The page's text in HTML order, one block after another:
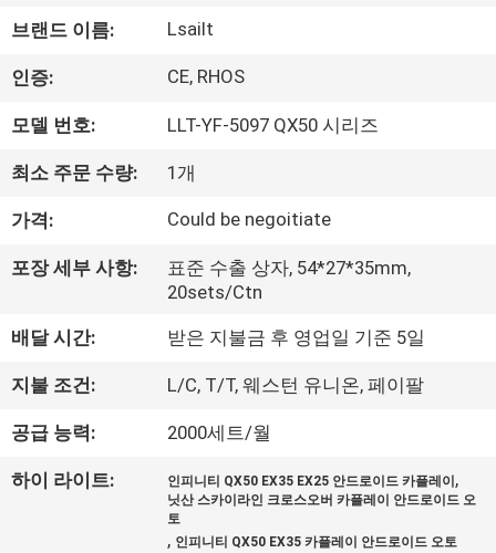
상
우
리
에
대
하
여
공
장
여
브랜드 이름: Lsailt
인증: CE, RHOS
모델 번호: LLT-YF-5097 QX50 시리즈
최소 주문 수량: 1개
가격: Could be negoitiate
포장 세부 사항:
표준 수출 상자, 54*27*35mm,
20sets/Ctn
배달 시간: 받은 지불금 후 영업일 기준 5일
지불 조건: L/C, T/T, 웨스턴 유니온, 페이팔
공급 능력: 2000세트/월
하이 라이트: 인피니티 QX50 EX35 EX25 안드로이드 카플레이 ,
닛산 스카이라인 크로스오버 카플레이 안드로이드 오
토
, 인피니티 QX50 EX35 카플레이 안드로이드 오토